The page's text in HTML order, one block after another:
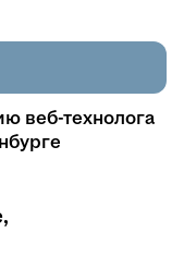
веб-технолога